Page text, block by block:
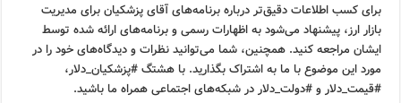
برای کسب اطلاعات دقیق‌تر درباره برنامه‌های آقای پزشکیان برای مدیریت
بازار ارز، پیشنهاد می‌شود به اظهارات رسمی و برنامه‌های ارائه شده توسط
ایشان مراجعه کنید. همچنین، شما می‌توانید نظرات و دیدگاه‌های خود را در
مورد این موضوع با ما به اشتراک بگذارید. با هشتگ #پزشکیان_دلار،
#قیمت_دلار و #دولت_دلار در شبکه‌های اجتماعی همراه ما باشید.